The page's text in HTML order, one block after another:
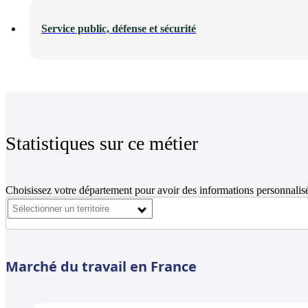
Service public, défense et sécurité
Statistiques sur ce métier
Choisissez votre département pour avoir des informations
Marché du travail en France